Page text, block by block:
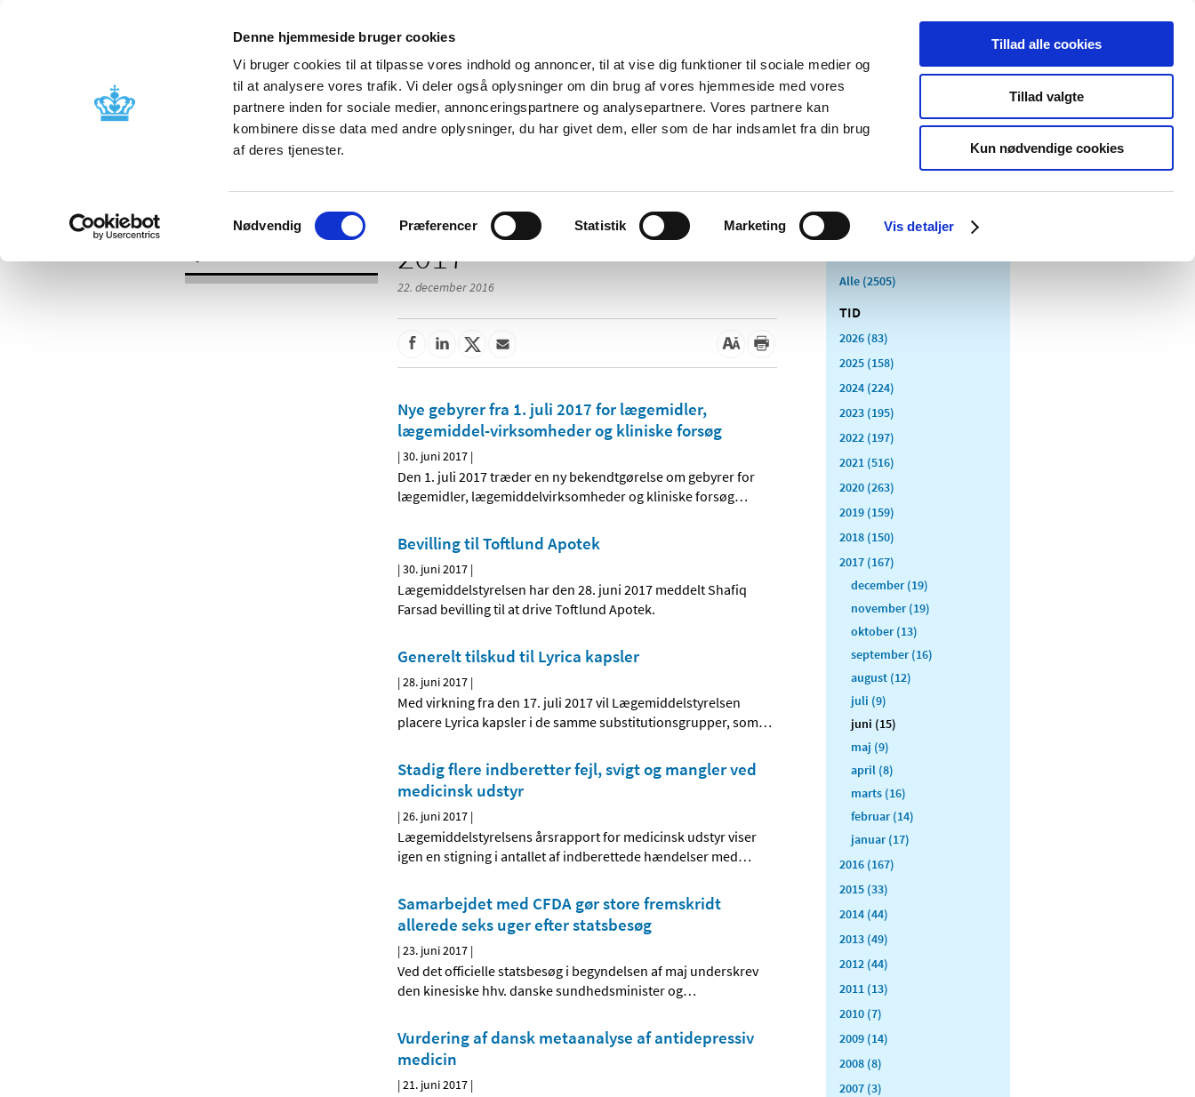
Denne hjemmeside bruger cookies
Vi bruger cookies til at tilpasse vores indhold og annoncer, til at vise dig funktioner til sociale medier og
til at analysere vores trafik. Vi deler også oplysninger om din brug af vores hjemmeside med vores
partnere inden for sociale medier, annonceringspartnere og analysepartnere. Vores partnere kan
kombinere disse data med andre oplysninger, du har givet dem, eller som de har indsamlet fra din brug
af deres tjenester.
Samtykkevalg
Nødvendig Præferencer Statistik Marketing Vis detaljer
Tillad alle cookies
Tillad valgte
Kun nødvendige cookies
Nyheder Om os Kontakt Udgivelser
Godkendelse og
Bivirkninger og
produktinformation
Tilskud og
Apoteker og salg af
Medicinsk
Særlige
produktområder
2017
22. december 2016
Nye gebyrer fra 1. juli 2017 for lægemidler,
lægemiddel-virksomheder og kliniske forsøg
|30. juni 2017 |
Den 1. juli 2017 træder en ny bekendtgørelse om gebyrer for
lægemidler, lægemiddelvirksomheder og kliniske forsøg…
Bevilling til Toftlund Apotek
|30. juni 2017 |
Lægemiddelstyrelsen har den 28. juni 2017 meddelt Shafiq
Farsad bevilling til at drive Toftlund Apotek.
Generelt tilskud til Lyrica kapsler
|28. juni 2017 |
Med virkning fra den 17. juli 2017 vil Lægemiddelstyrelsen
placere Lyrica kapsler i de samme substitutionsgrupper, som…
Stadig flere indberetter fejl, svigt og mangler ved
medicinsk udstyr
|26. juni 2017 |
Lægemiddelstyrelsens årsrapport for medicinsk udstyr viser
igen en stigning i antallet af indberettede hændelser med…
Samarbejdet med CFDA gør store fremskridt
allerede seks uger efter statsbesøg
|23. juni 2017 |
Ved det officielle statsbesøg i begyndelsen af maj underskrev
den kinesiske hhv. danske sundhedsminister og…
Vurdering af dansk metaanalyse af antidepressiv
medicin
|21. juni 2017 |
Alle (2505)
TID
2026 (83)
2025 (158)
2024 (224)
2023 (195)
2022 (197)
2021 (516)
2020 (263)
2019 (159)
2018 (150)
2017 (167)
december (19)
november (19)
oktober (13)
september (16)
august (12)
juli (9)
juni (15)
maj (9)
april (8)
marts (16)
februar (14)
januar (17)
2016 (167)
2015 (33)
2014 (44)
2013 (49)
2012 (44)
2011 (13)
2010 (7)
2009 (14)
2008 (8)
2007 (3)